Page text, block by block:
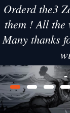
Orderd the3
them ! All
Many thanks
-